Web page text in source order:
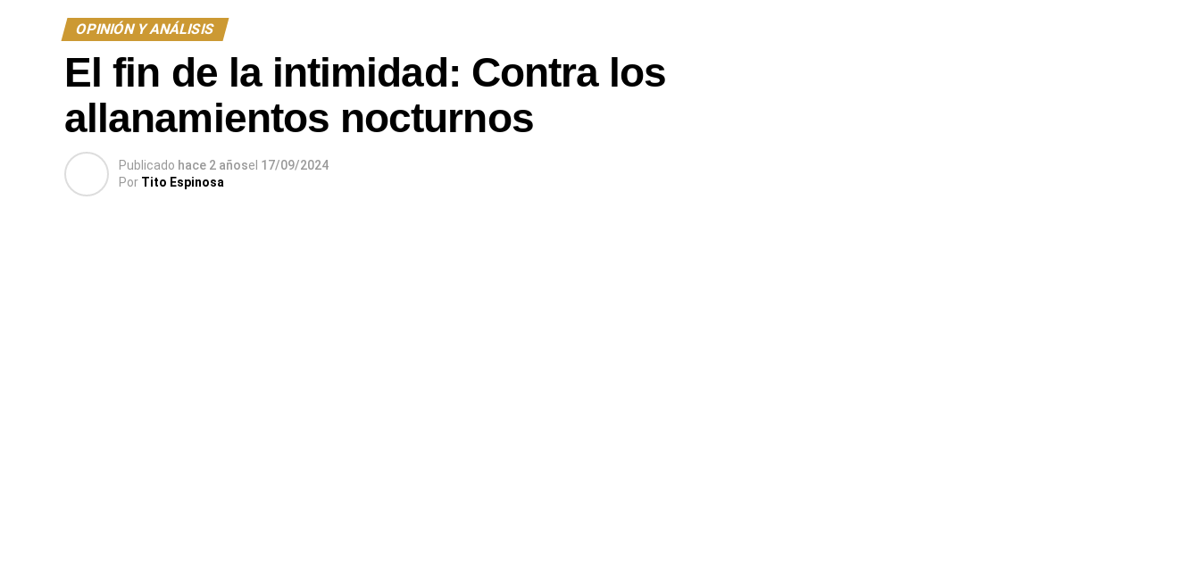
OPINIÓN Y ANÁLISIS
El fin de la intimidad: Contra los
allanamientos nocturnos
Publicado hace 2 añosel 17/09/2024
Por Tito Espinosa